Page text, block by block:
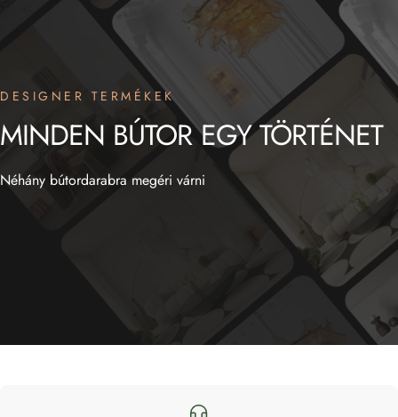
DESIGNER TERMÉKEK
MINDEN BÚTOREGYTÖRTÉNET
Néhány bútordarabra megéri várni